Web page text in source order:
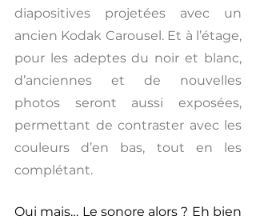
diapositives projetées avec un
ancien Kodak Carousel. Et à l’étage,
pour les adeptes du noir et blanc,
d’anciennes et de nouvelles
photos seront aussi exposées,
permettant de contraster avec les
couleurs d’en bas, tout en les
complétant.
Oui mais… Le sonore alors ? Eh bien